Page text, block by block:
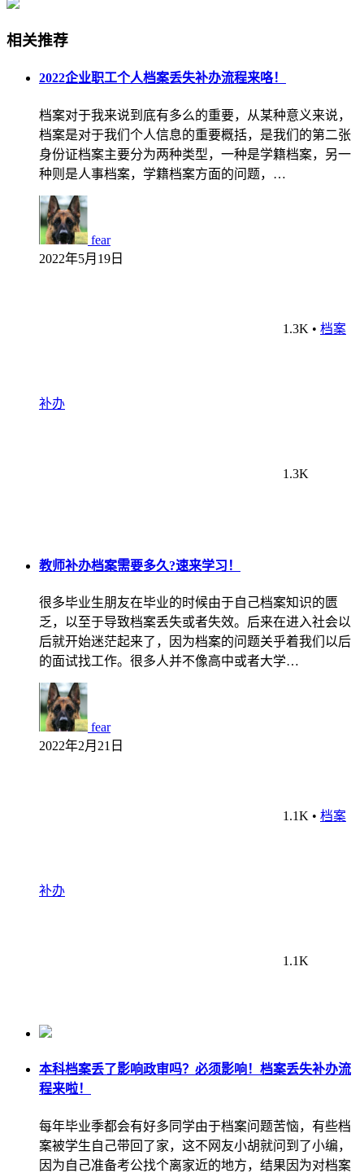
相关推荐
2022企业职工个人档案丢失补办流程来咯！
档案对于我来说到底有多么的重要，从某种意义来说，
档案是对于我们个人信息的重要概括，是我们的第二张
身份证档案主要分为两种类型，一种是学籍档案，另一
种则是人事档案，学籍档案方面的问题，…
fear
2022年5月19日
1.3K • 档案
补办
1.3K
教师补办档案需要多久?速来学习！
很多毕业生朋友在毕业的时候由于自己档案知识的匮
乏，以至于导致档案丢失或者失效。后来在进入社会以
后就开始迷茫起来了，因为档案的问题关乎着我们以后
的面试找工作。很多人并不像高中或者大学…
fear
2022年2月21日
1.1K • 档案
补办
1.1K
本科档案丢了影响政审吗？必须影响！档案丢失补办流
程来啦！
每年毕业季都会有好多同学由于档案问题苦恼，有些档
案被学生自己带回了家，这不网友小胡就问到了小编，
因为自己准备考公找个离家近的地方，结果因为对档案